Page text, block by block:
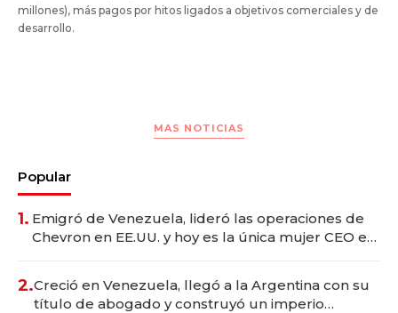
millones), más pagos por hitos ligados a objetivos comerciales y de
desarrollo.
MAS NOTICIAS
Popular
1. Emigró de Venezuela, lideró las operaciones de
Chevron en EE.UU. y hoy es la única mujer CEO en
2.Creció en Venezuela, llegó a la Argentina con su
título de abogado y construyó un imperio